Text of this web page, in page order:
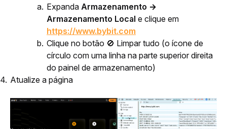
Expanda Armazenamento →
Armazenamento Local e clique em
https://www.bybit.com
Clique no botão 🚫 Limpar tudo (o ícone de
círculo com uma linha na parte superior direita
do painel de armazenamento)
Atualize a página